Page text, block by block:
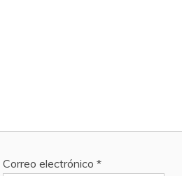
Correo electrónico*